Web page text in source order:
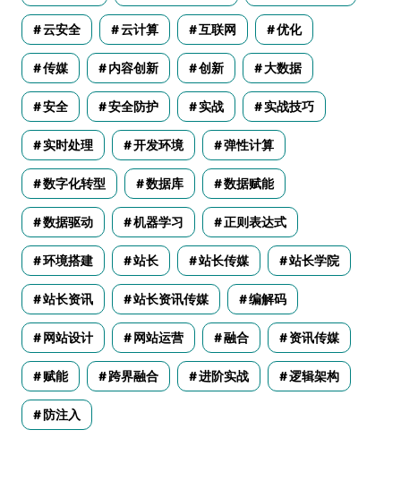
云安全 云计算 互联网 优化
传媒 内容创新 创新 大数据
安全 安全防护 实战 实战技巧
实时处理 开发环境 弹性计算
数字化转型 数据库 数据赋能
数据驱动 机器学习 正则表达式
环境搭建 站长 站长传媒 站长学院
站长资讯 站长资讯传媒 编解码
网站设计 网站运营 融合 资讯传媒
赋能 跨界融合 进阶实战 逻辑架构
防注入